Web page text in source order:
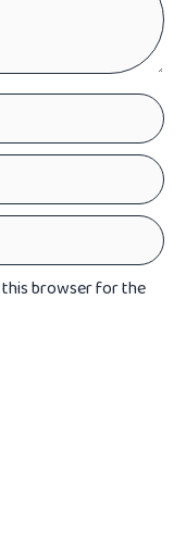
this browser for the